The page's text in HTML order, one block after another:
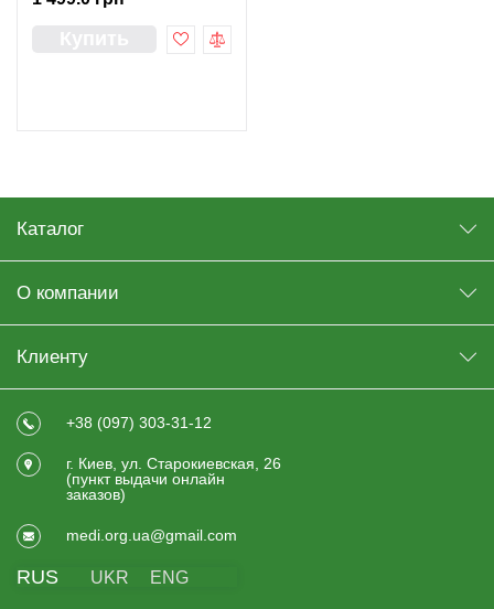
Каталог
О компании
Клиенту
+38 (097) 303-31-12
г. Киев, ул. Старокиевская, 26
(пункт выдачи онлайн
заказов)
medi.org.ua@gmail.com
RUS UKR ENG